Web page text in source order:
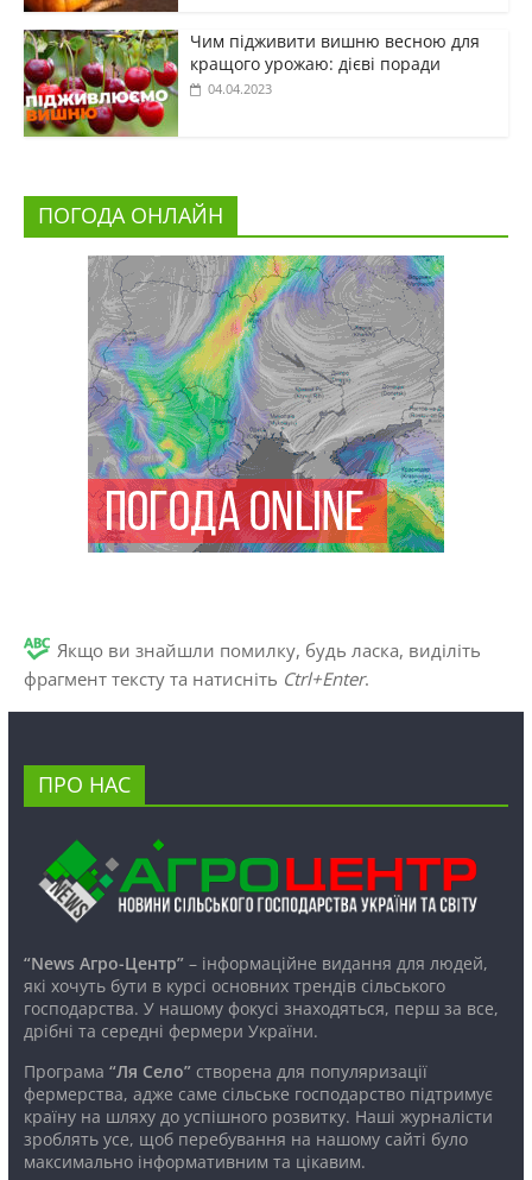
Чим підживити вишню весною для
кращого урожаю: дієві поради
04.04.2023
ПОГОДА ОНЛАЙН
Якщо ви знайшли помилку, будь ласка, виділіть
фрагмент тексту та натисніть Ctrl+Enter.
ПРО НАС
“News Агро-Центр”– інформаційне видання для людей,
які хочуть бути в курсі основних трендів сільського
господарства. У нашому фокусі знаходяться, перш за все,
дрібні та середні фермери України.
Програма “Ля Село”створена для популяризації
фермерства, адже саме сільське господарство підтримує
країну на шляху до успішного розвитку. Наші журналісти
зроблять усе, щоб перебування на нашому сайті було
максимально інформативним та цікавим.